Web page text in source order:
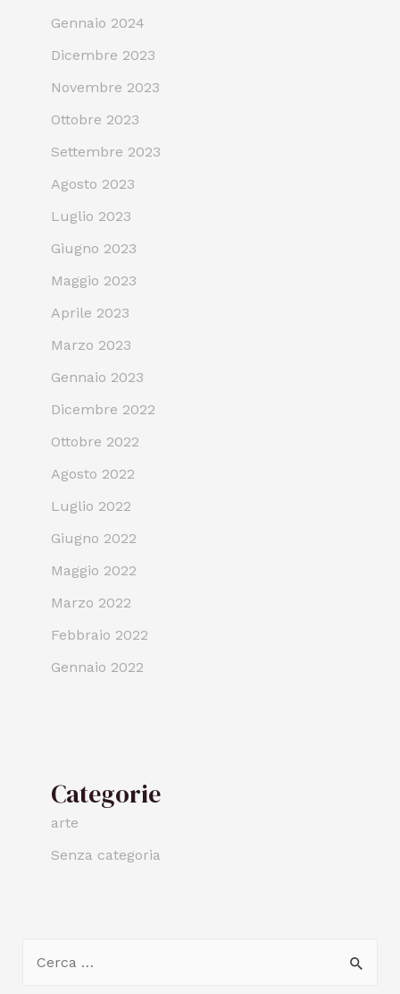
Gennaio 2024
Dicembre 2023
Novembre 2023
Ottobre 2023
Settembre 2023
Agosto 2023
Luglio 2023
Giugno 2023
Maggio 2023
Aprile 2023
Marzo 2023
Gennaio 2023
Dicembre 2022
Ottobre 2022
Agosto 2022
Luglio 2022
Giugno 2022
Maggio 2022
Marzo 2022
Febbraio 2022
Gennaio 2022
Categorie
arte
Senza categoria